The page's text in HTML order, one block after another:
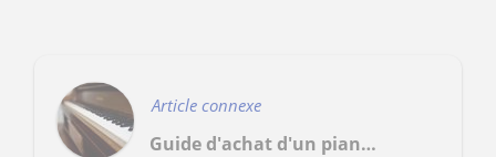
Article connexe
Guide d'achat d'un piano : quel piano acheter ?